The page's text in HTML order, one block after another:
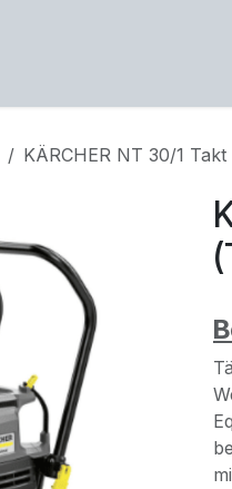
KÄRCHER NT 30/1